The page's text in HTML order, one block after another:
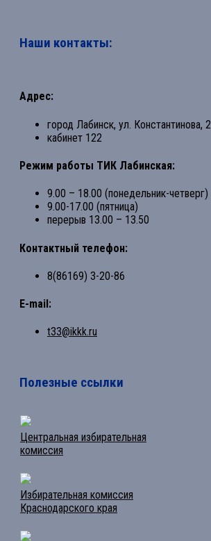
Наши контакты:
Адрес:
город Лабинск, ул. Константинова, 2
кабинет 122
Режим работы ТИК Лабинская:
9.00 – 18.00 (понедельник-четверг)
9.00-17.00 (пятница)
перерыв 13.00 – 13.50
Контактный телефон:
8(86169) 3-20-86
E-mail:
t33@ikkk.ru
Полезные ссылки
Центральная избирательная
комиссия
Избирательная комиссия
Краснодарского края